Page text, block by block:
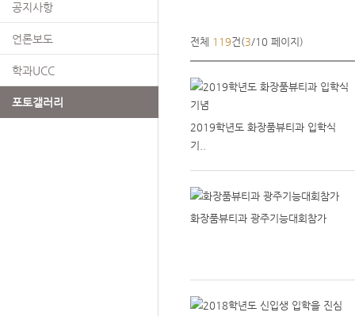
공지사항
언론보도
학과UCC
포토갤러리
전체 119건(3/10 페이지)
2019학년도 화장품뷰티과 입학식
기..
화장품뷰티과 광주기능대회참가